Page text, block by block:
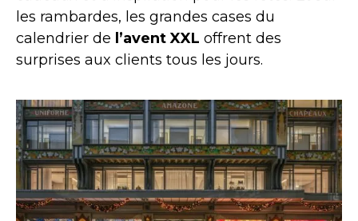
les rambardes, les grandes cases du
calendrier de l’avent XXL offrent des
surprises aux clients tous les jours.